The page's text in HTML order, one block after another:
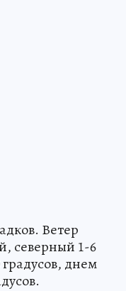
Ветер
северный 1-6
днем